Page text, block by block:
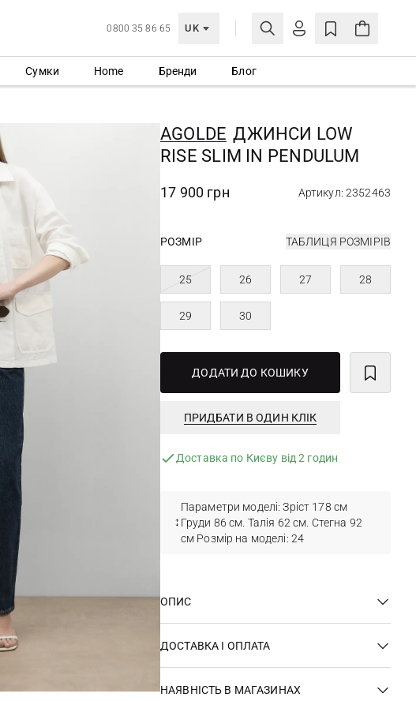
0800 35 86 65 UK
МОЯ ОБЛІКІВКА
Ще не зареєстровані?
СТВОРИТИ ОБЛІКІВКУ
Сумки Home Бренди Блог
AGOLDE ДЖИНСИ LOW
RISE SLIM IN PENDULUM
17 900 грн Артикул: 2352463
РОЗМІР ТАБЛИЦЯ РОЗМІРІВ
25 26 27 28
29 30
ДОДАТИ ДО КОШИКУ
ПРИДБАТИ В ОДИН КЛІК
Доставка по Києву від 2 годин
Параметри моделі: Зріст 178 см
Груди 86 см. Талія 62 см. Стегна 92
см Розмір на моделі: 24
ОПИС
ДОСТАВКА І ОПЛАТА
НАЯВНІСТЬ В МАГАЗИНАХ